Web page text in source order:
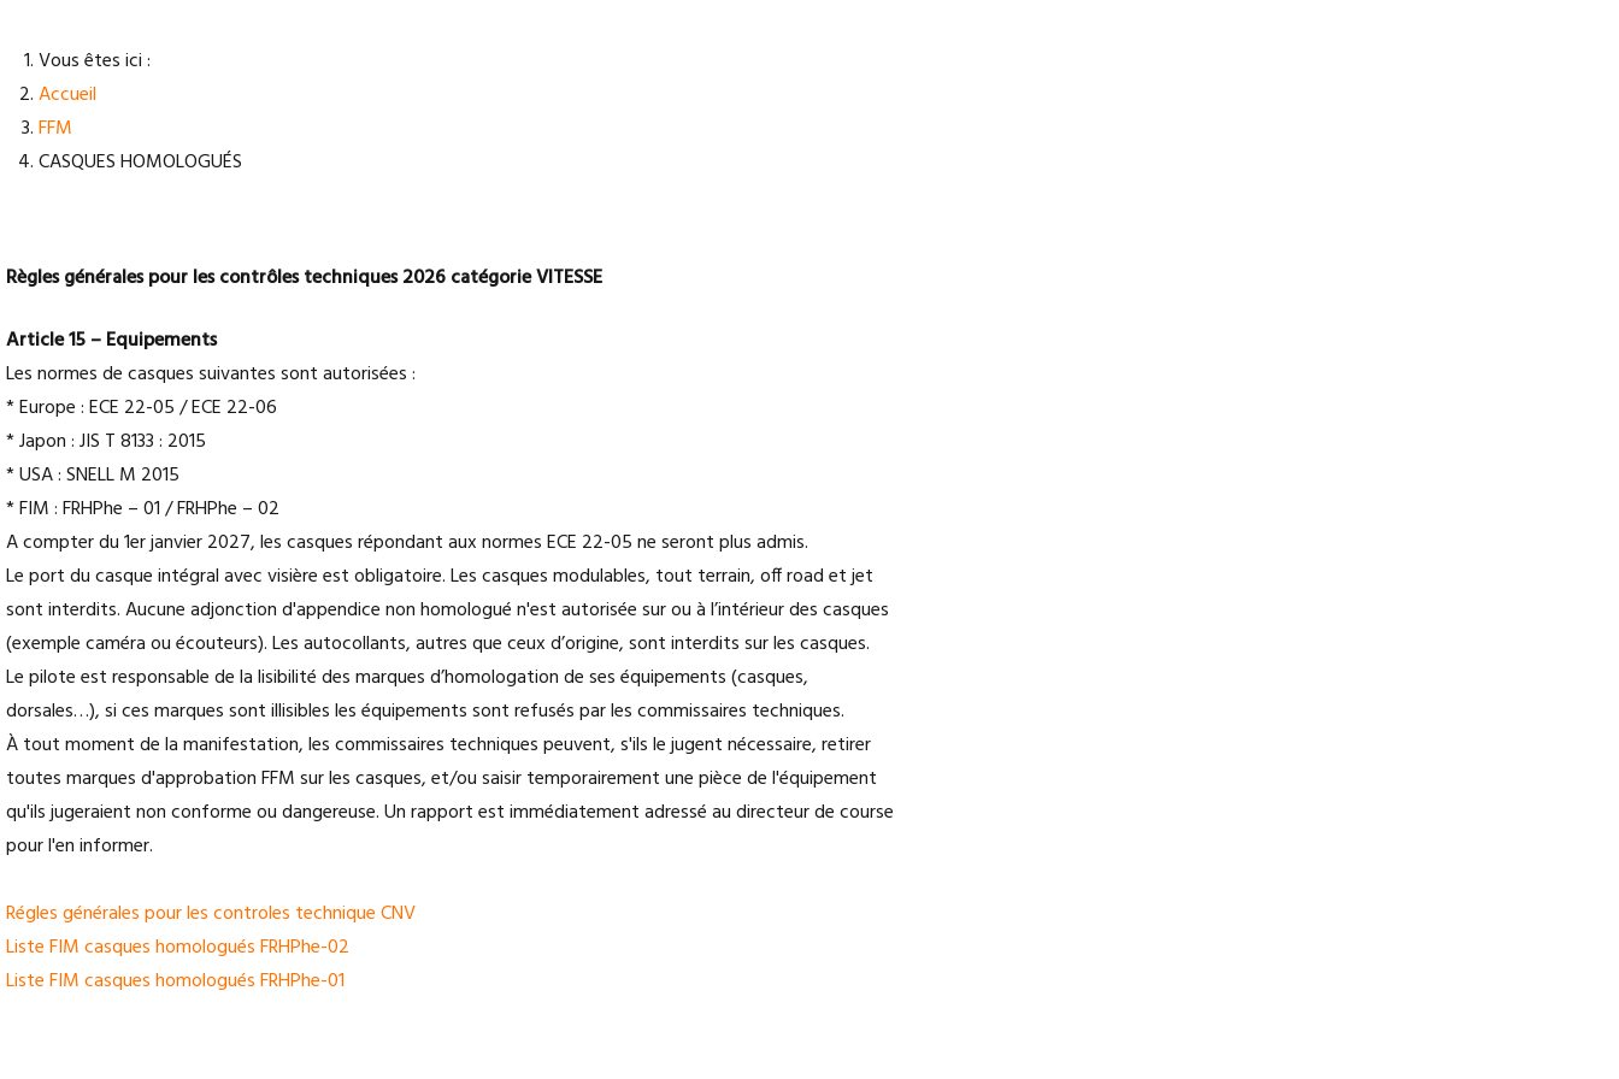
Vous êtes ici :
Accueil
FFM
CASQUES HOMOLOGUÉS
Règles générales pour les contrôles techniques 2026 catégorie VITESSE
Article 15 – Equipements
Les normes de casques suivantes sont autorisées :
* Europe : ECE 22-05 / ECE 22-06
* Japon : JIS T 8133 : 2015
* USA : SNELL M 2015
* FIM : FRHPhe – 01 / FRHPhe – 02
A compter du 1er janvier 2027, les casques répondant aux normes ECE 22-05 ne seront plus admis.
Le port du casque intégral avec visière est obligatoire. Les casques modulables, tout terrain, off road et jet
sont interdits. Aucune adjonction d'appendice non homologué n'est autorisée sur ou à l’intérieur des casques
(exemple caméra ou écouteurs). Les autocollants, autres que ceux d’origine, sont interdits sur les casques.
Le pilote est responsable de la lisibilité des marques d’homologation de ses équipements (casques,
dorsales…), si ces marques sont illisibles les équipements sont refusés par les commissaires techniques.
À tout moment de la manifestation, les commissaires techniques peuvent, s'ils le jugent nécessaire, retirer
toutes marques d'approbation FFM sur les casques, et/ou saisir temporairement une pièce de l'équipement
qu'ils jugeraient non conforme ou dangereuse. Un rapport est immédiatement adressé au directeur de course
pour l'en informer.
Régles générales pour les controles technique CNV
Liste FIM casques homologués FRHPhe-02
Liste FIM casques homologués FRHPhe-01